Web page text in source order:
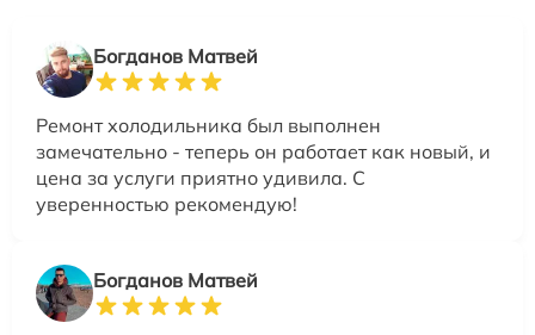
Богданов Матвей
Ремонт холодильника был выполнен
замечательно - теперь он работает как новый, и
цена за услуги приятно удивила. С
уверенностью рекомендую!
Богданов Матвей